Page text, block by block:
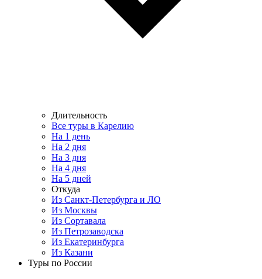
Длительность
Все туры в Карелию
На 1 день
На 2 дня
На 3 дня
На 4 дня
На 5 дней
Откуда
Из Санкт-Петербурга и ЛО
Из Москвы
Из Сортавала
Из Петрозаводска
Из Екатеринбурга
Из Казани
Туры по России